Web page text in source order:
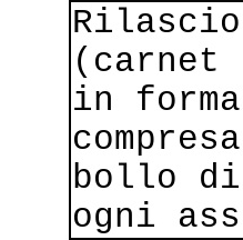
(carnet
in
bollo di
ogni